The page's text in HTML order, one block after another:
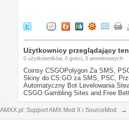
Użytkownicy przeglądający
0 użytkowników, 0 gości, 0 anonimowych
Coinsy CSGOPolygon Za SMS,
Skiny do CS:GO za SMS, PSC,
Automatyczny Bot Levelowania
CSGO Gambling Sites and Free
AMXX.pl: Support AMX Mod X i SourceMod →